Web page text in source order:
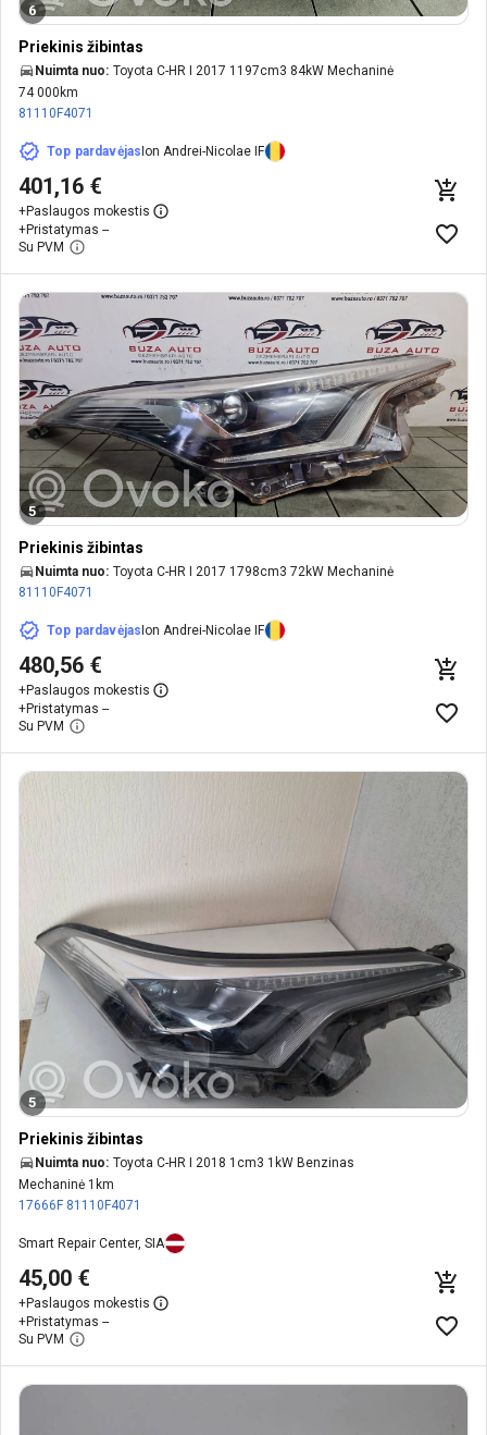
6
Priekinis žibintas
Nuimta nuo: Toyota C-HR I 2017 1197cm3 84kW Mechaninė
74 000km
81110F4071
Top pardavėjasIon Andrei-Nicolae IF
401,16 €
+Paslaugos mokestis
+Pristatymas --
Su PVM
5
Priekinis žibintas
Nuimta nuo: Toyota C-HR I 2017 1798cm3 72kW Mechaninė
81110F4071
Top pardavėjasIon Andrei-Nicolae IF
480,56 €
+Paslaugos mokestis
+Pristatymas --
Su PVM
5
Priekinis žibintas
Nuimta nuo: Toyota C-HR I 2018 1cm3 1kW Benzinas
Mechaninė 1km
17666F 81110F4071
Smart Repair Center, SIA
45,00 €
+Paslaugos mokestis
+Pristatymas --
Su PVM